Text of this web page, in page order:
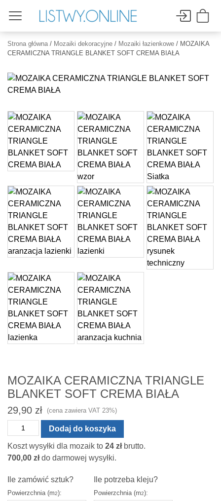
Strona główna/ Mozaiki dekoracyjne / Mozaiki łazienkowe / MOZAIKA
CERAMICZNA TRIANGLE BLANKET SOFT CREMA BIAŁA
MOZAIKA CERAMICZNA TRIANGLE
BLANKET SOFT CREMA BIAŁA
29,90 zł (cena zawiera VAT 23%)
ilość
MOZAIKA
CERAMICZNA
TRIANGLE
SOFT
CREMA
Dodaj do koszyka
Koszt wysyłki dla mozaik to 24 złbrutto.
700,00 złdo darmowej wysyłki.
Ile zamówić sztuk?
Powierzchnia (m2):
Ile potrzeba kleju?
Powierzchnia (m2):